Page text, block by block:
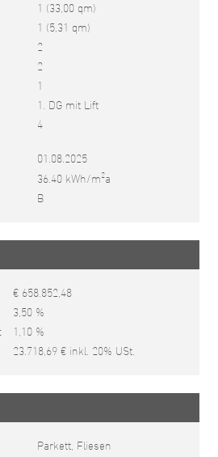
1 (33,00 qm)
1 (5,31 qm)
2
2
1
1. DG mit Lift
4
01.08.2025
36.40 kWh/m2a
B
€ 658.852,48
3,50 %
1,10 %
23.718,69 € inkl. 20% USt.
Parkett, Fliesen